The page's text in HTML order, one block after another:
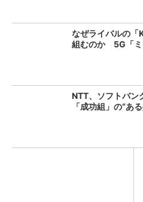
なぜライバルの「
組むのか 5G「ミ
NTT、ソフトバ
「成功組」の“あ